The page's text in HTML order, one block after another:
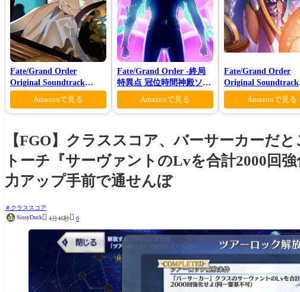
Fate/Grand Order
Original Soundtrack
Ⅶ(初回仕様限定盤)
Amazonで見る
Fate/Grand Order -終局
特異点 冠位時間神殿ソロ
モン-(完全生産限定版)
Amazonで見る
Fate/Grand Order
Original Soundtrack
VI(初回仕様限定盤)
Amazonで見る
【FGO】クラススコア、バーサーカーだ
トーチ『サーヴァントのLvを合計2000回
力アップ手前で通せんぼ
クラススコア
SissyDuck 4分46秒 0